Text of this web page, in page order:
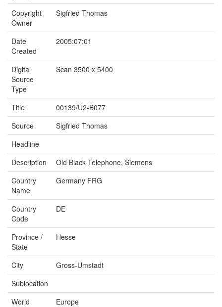
Copyright
Owner
Sigfried Thomas
Date
Created
2005:07:01
Digital
Source
Type
Scan 3500 x 5400
Title
00139/U2-B077
Source
Sigfried Thomas
Headline
Description
Old Black Telephone, Siemens
Country
Name
Germany FRG
Country
Code
DE
Province /
State
Hesse
City
Gross-Umstadt
Sublocation
World
Europe